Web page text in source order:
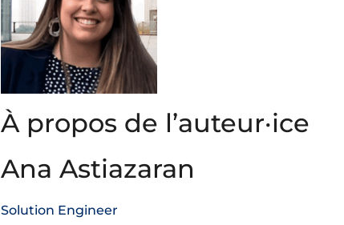
À propos de l’auteur·ice
Ana Astiazaran
Solution Engineer